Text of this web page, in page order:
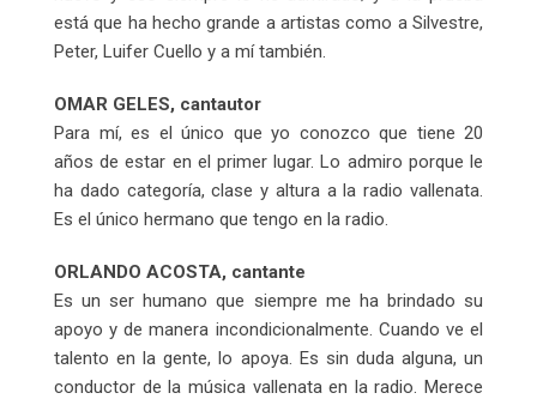
está que ha hecho grande a artistas como a Silvestre,
Peter, Luifer Cuello y a mí también.
OMAR GELES, cantautor
Para mí, es el único que yo conozco que tiene 20
años de estar en el primer lugar. Lo admiro porque le
ha dado categoría, clase y altura a la radio vallenata.
Es el único hermano que tengo en la radio.
ORLANDO ACOSTA, cantante
Es un ser humano que siempre me ha brindado su
apoyo y de manera incondicionalmente. Cuando ve el
talento en la gente, lo apoya. Es sin duda alguna, un
conductor de la música vallenata en la radio. Merece